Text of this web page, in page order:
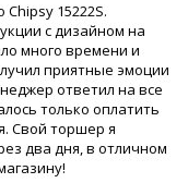
15222S.
с дизайном на
много времени и
приятные эмоции
ответил на все
только оплатить
Свой торшер я
два дня, в отличном